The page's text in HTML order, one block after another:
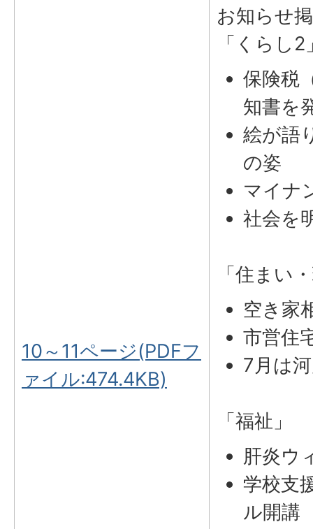
10～11ページ(PDFフ
ァイル:474.4KB)
お知らせ
「くらし2
保険税
知書を
絵が語
の姿
マイナ
社会を
「住まい
空き家
市営住
7月は
「福祉」
肝炎ウ
学校支
ル開講